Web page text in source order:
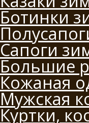
Ботинки
Сапоги
Большие
Кожаная
Мужская
Куртки,